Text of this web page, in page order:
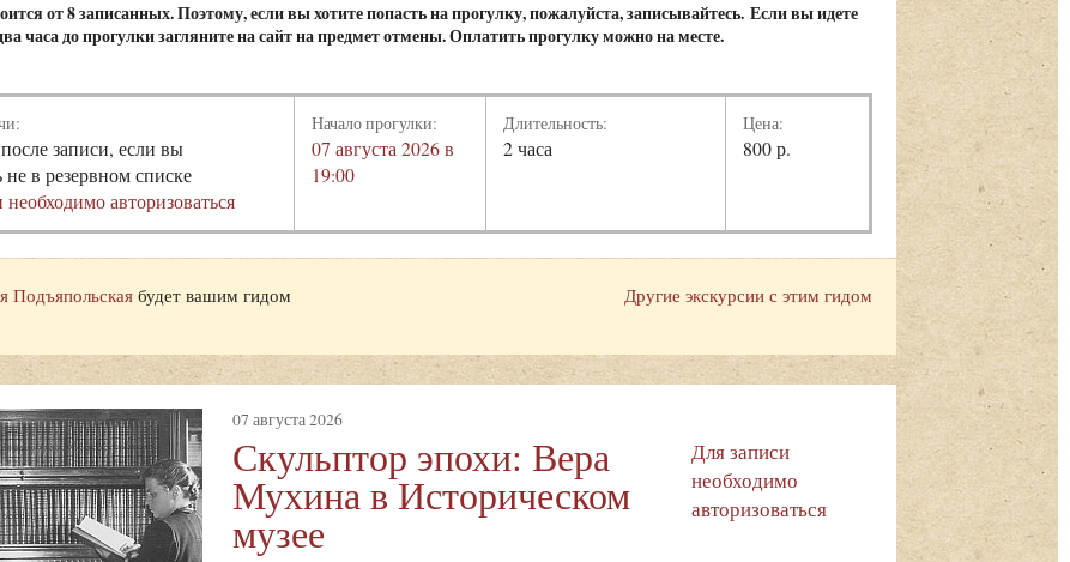
от 8 записанных. Поэтому, если вы хотите попасть на прогулку, пожалуйста, записывайтесь. Если вы идете
часа до прогулки загляните на сайт на предмет отмены. Оплатить прогулку можно на месте.
записи, если вы
не в резервном списке
авторизоваться
Начало прогулки:
07 августа 2026 в
19:00
Длительность:
2 часа
Цена:
800 р.
Другие экскурсии с этим гидом
Подъяпольская будет вашим гидом
07 августа 2026
Скульптор эпохи: Вера
Мухина в Историческом
музее
Для записи
необходимо
авторизоваться